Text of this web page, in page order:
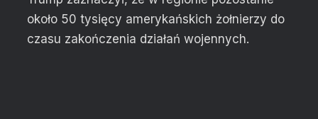
około 50 tysięcy amerykańskich żołnierzy do
czasu zakończenia działań wojennych.